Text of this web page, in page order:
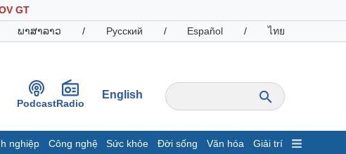
GT
ພາສາລາວ / Русский / Español / ไทย
PodcastRadio
English
nghiệp Công nghệ Sức khỏe Đời sống Văn hóa Giải trí